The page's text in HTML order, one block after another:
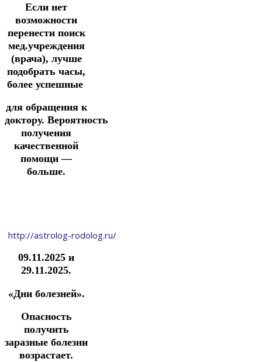
Если нет
возможности
перенести поиск
мед.учреждения
(врача), лучше
подобрать часы,
более успешные
для обращения к
доктору. Вероятность
получения
качественной
помощи —
больше.
http://astrolog-rodolog.ru/
09.11.2025 и
29.11.2025.
«Дни болезней».
Опасность
получить
заразные болезни
возрастает.